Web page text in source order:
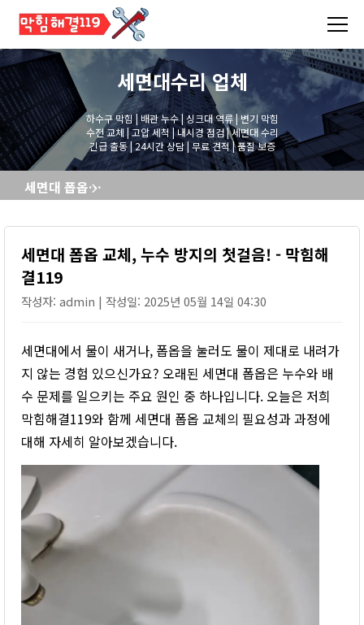
세면대수리업체
하수구 막힘 | 배관 누수 | 싱크대 역류 | 변기 막힘
수전 교체 | 고압 세척 | 내시경 점검 | 세면대 수리
긴급 출동 | 24시간 상담 | 무료 견적 | 품질 보증
세면대 폽옵 교체, 누수 방지의 첫걸음! - 막힘해결119
세면대 폽옵 교체, 누수 방지의 첫걸음! - 막힘해
결119
작성자: admin | 작성일: 2025년 05월 14일 04:30
세면대에서 물이 새거나, 폽옵을 눌러도 물이 제대로 내려가
지 않는 경험 있으신가요? 오래된 세면대 폽옵은 누수와 배
수 문제를 일으키는 주요 원인 중 하나입니다. 오늘은 저희
막힘해결119와 함께 세면대 폽옵 교체의 필요성과 과정에
대해 자세히 알아보겠습니다.